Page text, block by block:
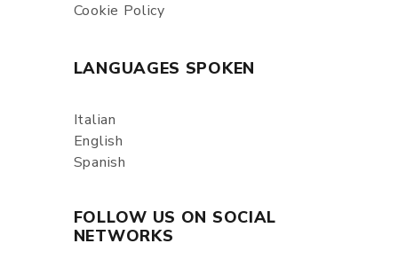
Cookie Policy
LANGUAGES SPOKEN
Italian
English
Spanish
FOLLOW US ON SOCIAL
NETWORKS